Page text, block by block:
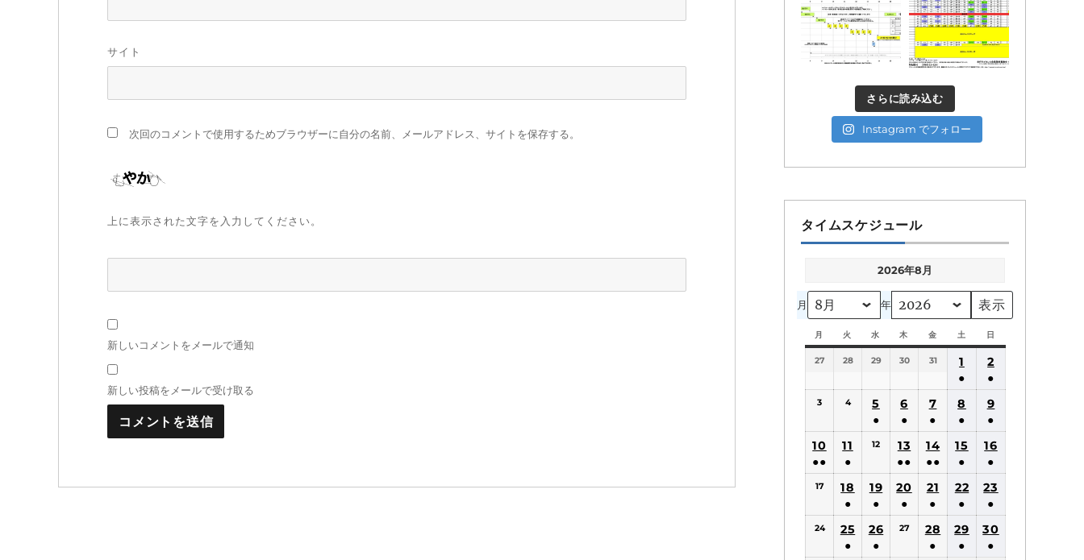
サイト
次回のコメントで使用するためブラウザーに自分の名前、メールアドレス、サイトを保存する。
上に表示された文字を入力してください。
新しいコメントをメールで通知
新しい投稿をメールで受け取る
さらに読み込む
Instagram でフォロー
タイムスケジュール
2026年8月
月 年
月
曜
日
火
曜
日
水
曜
日
木
曜
日
金
曜
土
曜
日
曜
27 28 29 30 31
1
●
(1
件
の
イ
ベ
ン
ト)
2
●
(1
件
の
イ
ベ
ン
ト)
3 4
5
●
(1
の
イ
ベ
ン
ト)
6
●
(1
件
の
イ
ベ
ン
7
●
(1
件
の
イ
ベ
ン
ト)
8
●
(1
件
の
イ
ベ
ン
ト)
9
●
(1
件
の
イ
ベ
ン
ト)
10
●●
(2
の
イ
11
●
(1
件
の
イ
ベ
12
13
●●
(2
件
の
イ
14
●●
(2
件
の
イ
ベ
15
●
(1
件
の
イ
ベ
16
●
(1
件
の
イ
ベ
17
18
●
(1
件
19
●
(1
件
20
●
(1
21
●
(1
件
22
●
(1
件
23
●
(1
件
24
25
●
26
●
27
28
●
29
●
30
●